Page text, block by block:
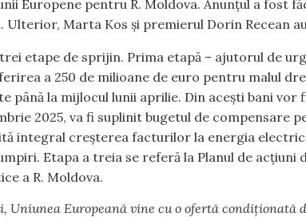
Europene pentru R. Moldova. Anunțul a fost
Ulterior, Marta Kos și premierul Dorin Recean
etape de sprijin. Prima etapă – ajutorul de
a 250 de milioane de euro pentru malul
până la mijlocul lunii aprilie. Din acești bani
2025, va fi suplinit bugetul de compensare
integral creșterea facturilor la energia
Etapa a treia se referă la Planul de acțiuni
a R. Moldova.
Uniunea Europeană vine cu o ofertă condiționată